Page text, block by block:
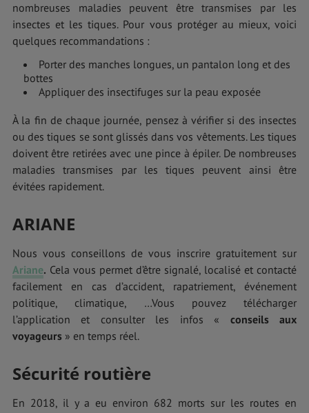
nombreuses maladies peuvent être transmises par les
insectes et les tiques. Pour vous protéger au mieux, voici
quelques recommandations :
Porter des manches longues, un pantalon long et des
bottes
Appliquer des insectifuges sur la peau exposée
À la fin de chaque journée, pensez à vérifier si des insectes
ou des tiques se sont glissés dans vos vêtements. Les tiques
doivent être retirées avec une pince à épiler. De nombreuses
maladies transmises par les tiques peuvent ainsi être
évitées rapidement.
ARIANE
Nous vous conseillons de vous inscrire gratuitement sur
Ariane. Cela vous permet d’être signalé, localisé et contacté
facilement en cas d’accident, rapatriement, événement
politique, climatique, …Vous pouvez télécharger
l’application et consulter les infos « conseils aux
voyageurs » en temps réel.
Sécurité routière
En 2018, il y a eu environ 682 morts sur les routes en